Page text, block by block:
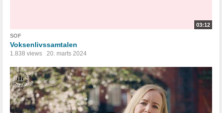
03:12
SOF
Voksenlivssamtalen
1.838 views 20. marts 2024